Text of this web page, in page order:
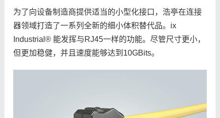
为了向设备制造商提供适当的小型化接口，浩亭在连接
器领域打造了一系列全新的细小体积替代品。ix
Industrial® 能发挥与RJ45一样的功能。尽管尺寸更小，
但更加稳健，并且速度能够达到10GBits。